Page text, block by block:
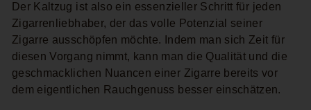
Der Kaltzug ist also ein essenzieller Schritt für jeden
Zigarrenliebhaber, der das volle Potenzial seiner
Zigarre ausschöpfen möchte. Indem man sich Zeit für
diesen Vorgang nimmt, kann man die Qualität und die
geschmacklichen Nuancen einer Zigarre bereits vor
dem eigentlichen Rauchgenuss besser einschätzen.